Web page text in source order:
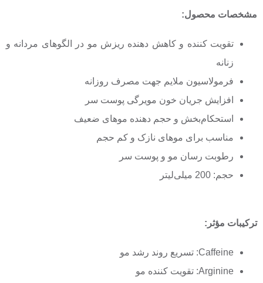
مشخصات محصول:
تقویت کننده و کاهش دهنده ریزش مو در الگوهای مردانه و
زنانه
فرمولاسیون ملایم جهت مصرف روزانه
افزایش جریان خون مویرگی پوست سر
استحکام‌بخش و حجم دهنده موهای ضعیف
مناسب برای موهای نازک و کم حجم
رطوبت رسان مو و پوست سر
حجم: 200 میلی‌لیتر
ترکیبات مؤثر :
Caffeine: تسریع روند رشد مو
Arginine: تقویت کننده مو